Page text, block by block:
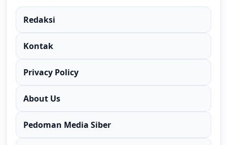
Redaksi
Kontak
Privacy Policy
About Us
Pedoman Media Siber